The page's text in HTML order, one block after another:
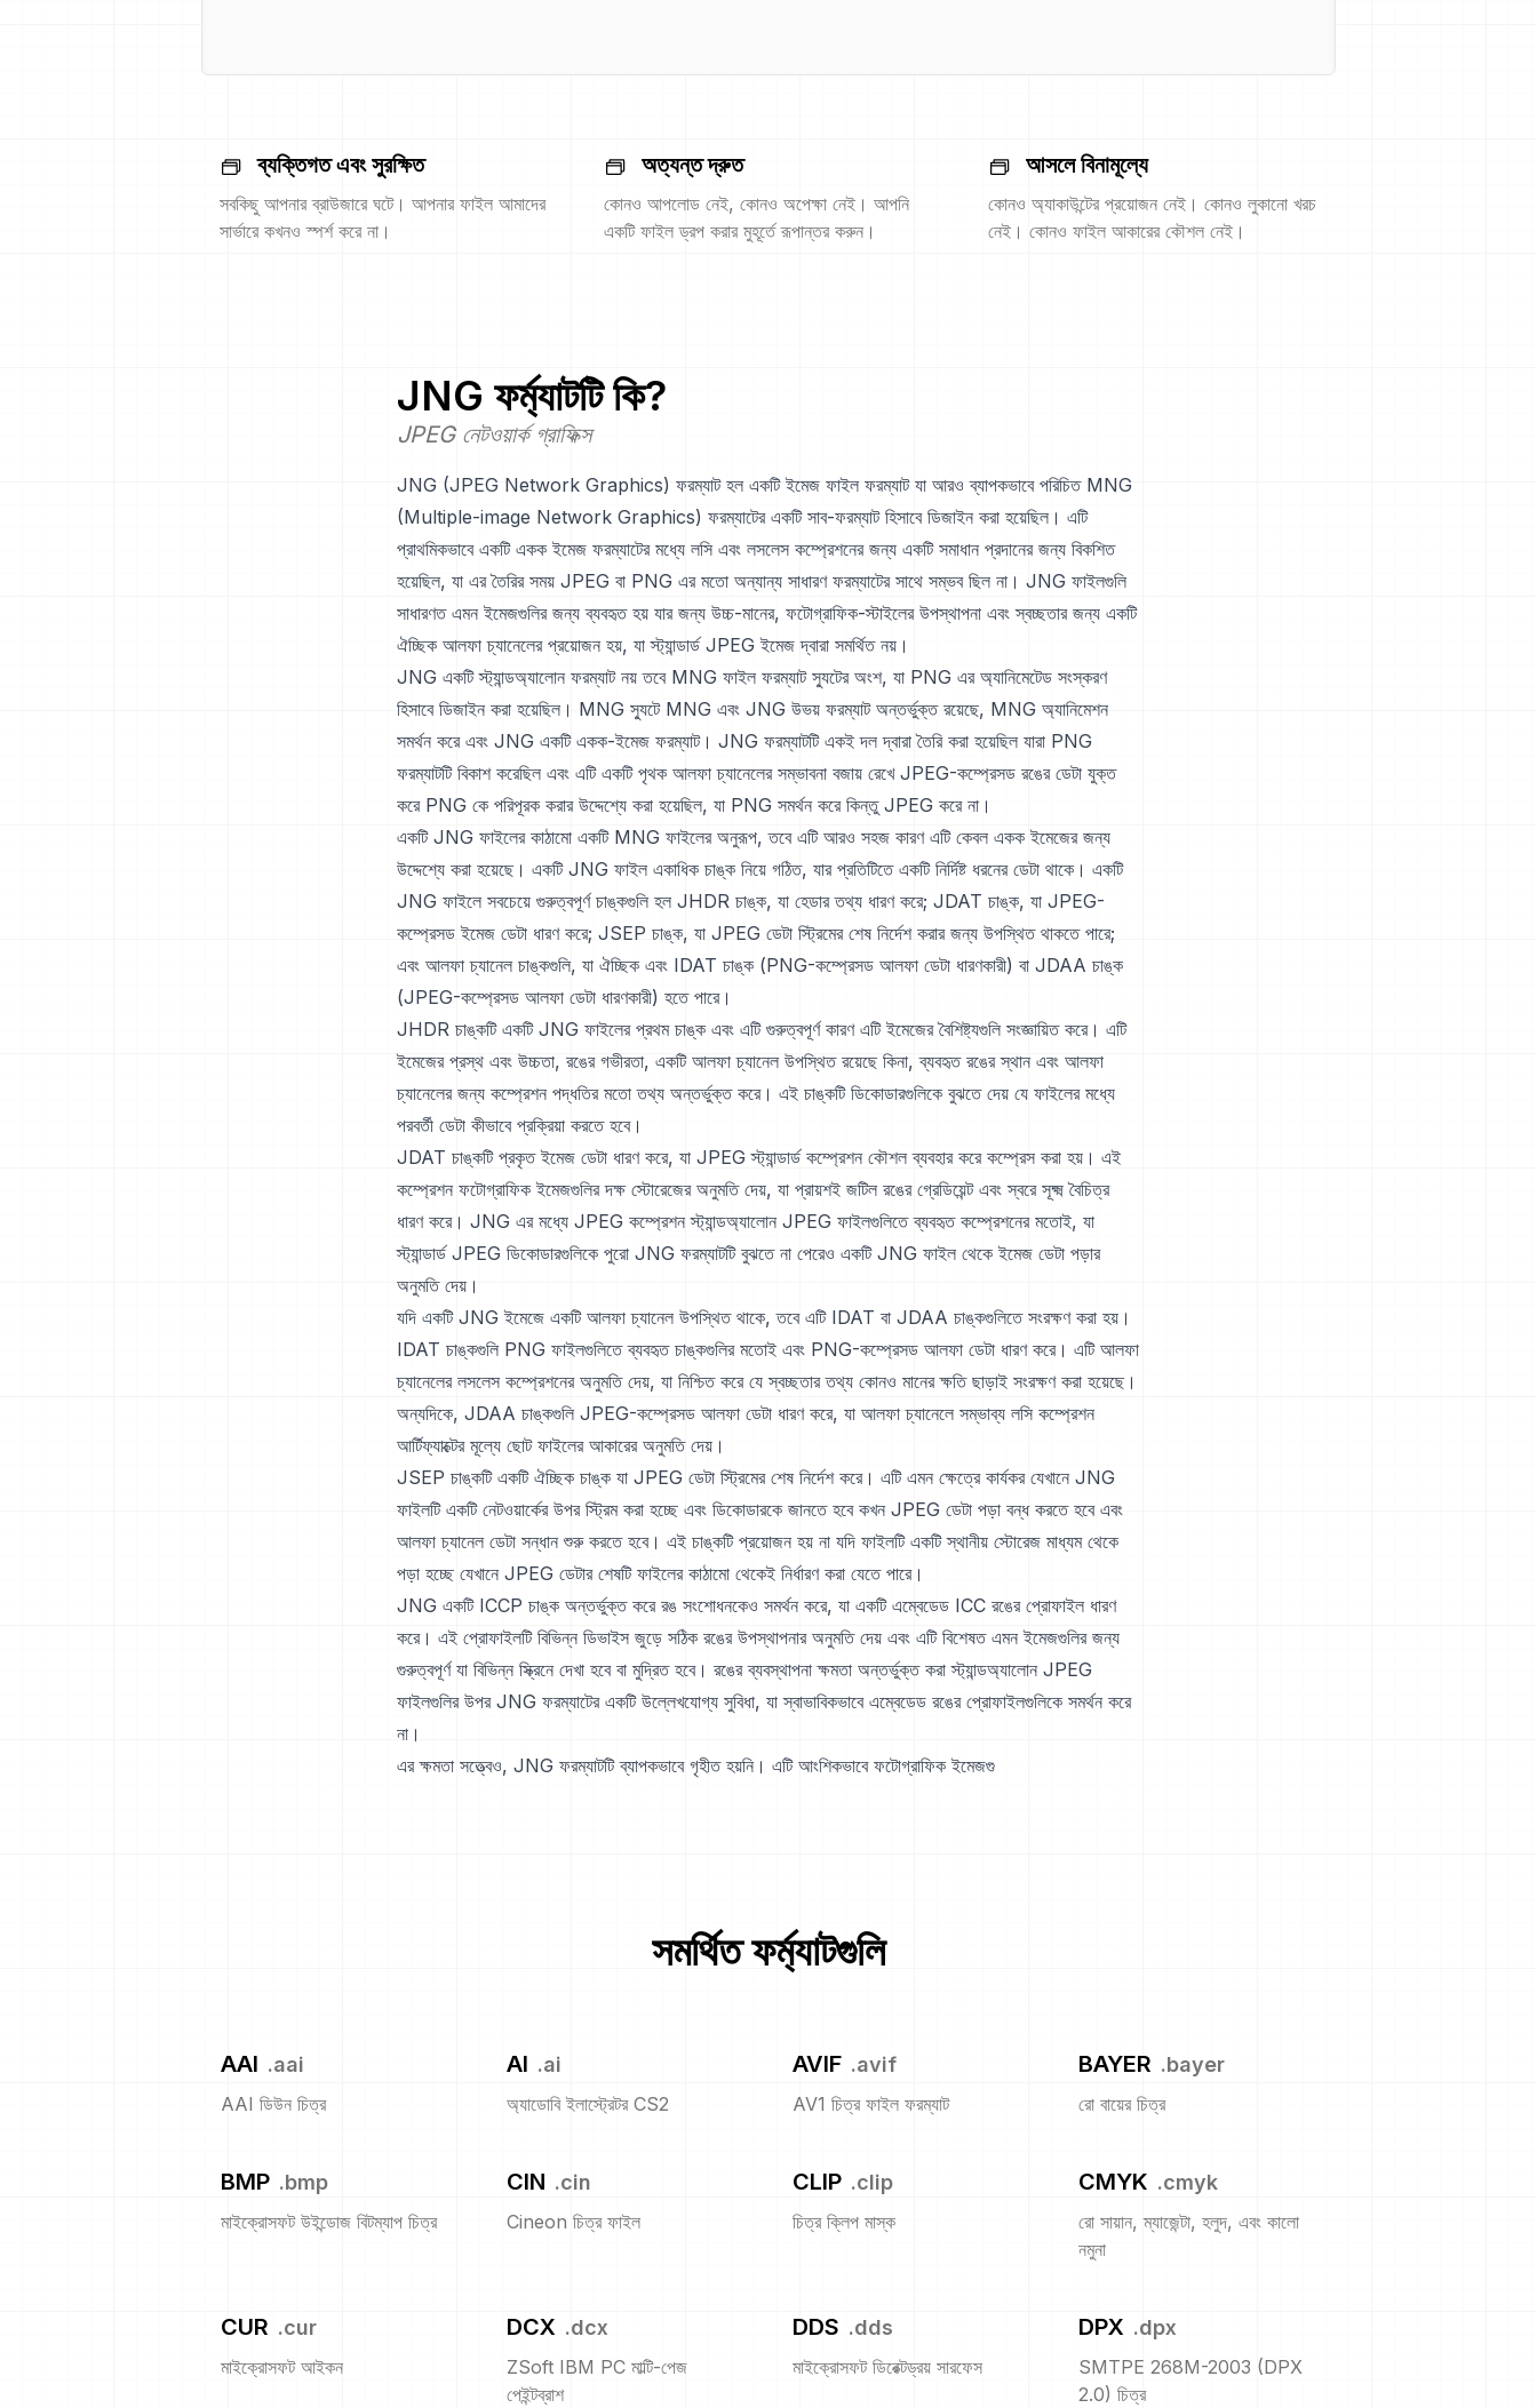
ব্যক্তিগত এবং সুরক্ষিত
সবকিছু আপনার ব্রাউজারে ঘটে। আপনার ফাইল আমাদের
সার্ভারে কখনও স্পর্শ করে না।
অত্যন্ত দ্রুত
কোনও আপলোড নেই, কোনও অপেক্ষা নেই। আপনি
একটি ফাইল ড্রপ করার মুহূর্তে রূপান্তর করুন।
আসলে বিনামূল্যে
কোনও অ্যাকাউন্টের প্রয়োজন নেই। কোনও লুকানো খরচ
নেই। কোনও ফাইল আকারের কৌশল নেই।
JNG ফর্ম্যাটটি কি?
JPEG নেটওয়ার্ক গ্রাফিক্স
JNG (JPEG Network Graphics) ফরম্যাট হল একটি ইমেজ ফাইল ফরম্যাট যা আরও ব্যাপকভাবে পরিচিত MNG
(Multiple-image Network Graphics) ফরম্যাটের একটি সাব-ফরম্যাট হিসাবে ডিজাইন করা হয়েছিল। এটি
প্রাথমিকভাবে একটি একক ইমেজ ফরম্যাটের মধ্যে লসি এবং লসলেস কম্প্রেশনের জন্য একটি সমাধান প্রদানের জন্য বিকশিত
হয়েছিল, যা এর তৈরির সময় JPEG বা PNG এর মতো অন্যান্য সাধারণ ফরম্যাটের সাথে সম্ভব ছিল না। JNG ফাইলগুলি
সাধারণত এমন ইমেজগুলির জন্য ব্যবহৃত হয় যার জন্য উচ্চ-মানের, ফটোগ্রাফিক-স্টাইলের উপস্থাপনা এবং স্বচ্ছতার জন্য একটি
ঐচ্ছিক আলফা চ্যানেলের প্রয়োজন হয়, যা স্ট্যান্ডার্ড JPEG ইমেজ দ্বারা সমর্থিত নয়।
JNG একটি স্ট্যান্ডঅ্যালোন ফরম্যাট নয় তবে MNG ফাইল ফরম্যাট স্যুটের অংশ, যা PNG এর অ্যানিমেটেড সংস্করণ
হিসাবে ডিজাইন করা হয়েছিল। MNG স্যুটে MNG এবং JNG উভয় ফরম্যাট অন্তর্ভুক্ত রয়েছে, MNG অ্যানিমেশন
সমর্থন করে এবং JNG একটি একক-ইমেজ ফরম্যাট। JNG ফরম্যাটটি একই দল দ্বারা তৈরি করা হয়েছিল যারা PNG
ফরম্যাটটি বিকাশ করেছিল এবং এটি একটি পৃথক আলফা চ্যানেলের সম্ভাবনা বজায় রেখে JPEG-কম্প্রেসড রঙের ডেটা যুক্ত
করে PNG কে পরিপূরক করার উদ্দেশ্যে করা হয়েছিল, যা PNG সমর্থন করে কিন্তু JPEG করে না।
একটি JNG ফাইলের কাঠামো একটি MNG ফাইলের অনুরূপ, তবে এটি আরও সহজ কারণ এটি কেবল একক ইমেজের জন্য
উদ্দেশ্যে করা হয়েছে। একটি JNG ফাইল একাধিক চাঙ্ক নিয়ে গঠিত, যার প্রতিটিতে একটি নির্দিষ্ট ধরনের ডেটা থাকে। একটি
JNG ফাইলে সবচেয়ে গুরুত্বপূর্ণ চাঙ্কগুলি হল JHDR চাঙ্ক, যা হেডার তথ্য ধারণ করে; JDAT চাঙ্ক, যা JPEG-
কম্প্রেসড ইমেজ ডেটা ধারণ করে; JSEP চাঙ্ক, যা JPEG ডেটা স্ট্রিমের শেষ নির্দেশ করার জন্য উপস্থিত থাকতে পারে;
এবং আলফা চ্যানেল চাঙ্কগুলি, যা ঐচ্ছিক এবং IDAT চাঙ্ক (PNG-কম্প্রেসড আলফা ডেটা ধারণকারী) বা JDAA চাঙ্ক
(JPEG-কম্প্রেসড আলফা ডেটা ধারণকারী) হতে পারে।
JHDR চাঙ্কটি একটি JNG ফাইলের প্রথম চাঙ্ক এবং এটি গুরুত্বপূর্ণ কারণ এটি ইমেজের বৈশিষ্ট্যগুলি সংজ্ঞায়িত করে। এটি
ইমেজের প্রস্থ এবং উচ্চতা, রঙের গভীরতা, একটি আলফা চ্যানেল উপস্থিত রয়েছে কিনা, ব্যবহৃত রঙের স্থান এবং আলফা
চ্যানেলের জন্য কম্প্রেশন পদ্ধতির মতো তথ্য অন্তর্ভুক্ত করে। এই চাঙ্কটি ডিকোডারগুলিকে বুঝতে দেয় যে ফাইলের মধ্যে
পরবর্তী ডেটা কীভাবে প্রক্রিয়া করতে হবে।
JDAT চাঙ্কটি প্রকৃত ইমেজ ডেটা ধারণ করে, যা JPEG স্ট্যান্ডার্ড কম্প্রেশন কৌশল ব্যবহার করে কম্প্রেস করা হয়। এই
কম্প্রেশন ফটোগ্রাফিক ইমেজগুলির দক্ষ স্টোরেজের অনুমতি দেয়, যা প্রায়শই জটিল রঙের গ্রেডিয়েন্ট এবং স্বরে সূক্ষ্ম বৈচিত্র
ধারণ করে। JNG এর মধ্যে JPEG কম্প্রেশন স্ট্যান্ডঅ্যালোন JPEG ফাইলগুলিতে ব্যবহৃত কম্প্রেশনের মতোই, যা
স্ট্যান্ডার্ড JPEG ডিকোডারগুলিকে পুরো JNG ফরম্যাটটি বুঝতে না পেরেও একটি JNG ফাইল থেকে ইমেজ ডেটা পড়ার
অনুমতি দেয়।
যদি একটি JNG ইমেজে একটি আলফা চ্যানেল উপস্থিত থাকে, তবে এটি IDAT বা JDAA চাঙ্কগুলিতে সংরক্ষণ করা হয়।
IDAT চাঙ্কগুলি PNG ফাইলগুলিতে ব্যবহৃত চাঙ্কগুলির মতোই এবং PNG-কম্প্রেসড আলফা ডেটা ধারণ করে। এটি আলফা
চ্যানেলের লসলেস কম্প্রেশনের অনুমতি দেয়, যা নিশ্চিত করে যে স্বচ্ছতার তথ্য কোনও মানের ক্ষতি ছাড়াই সংরক্ষণ করা হয়েছে।
অন্যদিকে, JDAA চাঙ্কগুলি JPEG-কম্প্রেসড আলফা ডেটা ধারণ করে, যা আলফা চ্যানেলে সম্ভাব্য লসি কম্প্রেশন
আর্টিফ্যাক্টের মূল্যে ছোট ফাইলের আকারের অনুমতি দেয়।
JSEP চাঙ্কটি একটি ঐচ্ছিক চাঙ্ক যা JPEG ডেটা স্ট্রিমের শেষ নির্দেশ করে। এটি এমন ক্ষেত্রে কার্যকর যেখানে JNG
ফাইলটি একটি নেটওয়ার্কের উপর স্ট্রিম করা হচ্ছে এবং ডিকোডারকে জানতে হবে কখন JPEG ডেটা পড়া বন্ধ করতে হবে এবং
আলফা চ্যানেল ডেটা সন্ধান শুরু করতে হবে। এই চাঙ্কটি প্রয়োজন হয় না যদি ফাইলটি একটি স্থানীয় স্টোরেজ মাধ্যম থেকে
পড়া হচ্ছে যেখানে JPEG ডেটার শেষটি ফাইলের কাঠামো থেকেই নির্ধারণ করা যেতে পারে।
JNG একটি ICCP চাঙ্ক অন্তর্ভুক্ত করে রঙ সংশোধনকেও সমর্থন করে, যা একটি এম্বেডেড ICC রঙের প্রোফাইল ধারণ
করে। এই প্রোফাইলটি বিভিন্ন ডিভাইস জুড়ে সঠিক রঙের উপস্থাপনার অনুমতি দেয় এবং এটি বিশেষত এমন ইমেজগুলির জন্য
গুরুত্বপূর্ণ যা বিভিন্ন স্ক্রিনে দেখা হবে বা মুদ্রিত হবে। রঙের ব্যবস্থাপনা ক্ষমতা অন্তর্ভুক্ত করা স্ট্যান্ডঅ্যালোন JPEG
ফাইলগুলির উপর JNG ফরম্যাটের একটি উল্লেখযোগ্য সুবিধা, যা স্বাভাবিকভাবে এম্বেডেড রঙের প্রোফাইলগুলিকে সমর্থন করে
না।
এর ক্ষমতা সত্ত্বেও, JNG ফরম্যাটটি ব্যাপকভাবে গৃহীত হয়নি। এটি আংশিকভাবে ফটোগ্রাফিক ইমেজগু
সমর্থিত ফর্ম্যাটগুলি
AAI .aai
AAI ডিউন চিত্র
AI .ai
অ্যাডোবি ইলাস্ট্রেটর CS2
AVIF .avif
AV1 চিত্র ফাইল ফরম্যাট
BAYER .bayer
রো বায়ের চিত্র
BMP .bmp
মাইক্রোসফট উইন্ডোজ বিটম্যাপ চিত্র
CIN .cin
Cineon চিত্র ফাইল
CLIP .clip
চিত্র ক্লিপ মাস্ক
CMYK .cmyk
রো সায়ান, ম্যাজেন্টা, হলুদ, এবং কালো
নমুনা
CUR .cur
মাইক্রোসফট আইকন
DCX .dcx
ZSoft IBM PC মাল্টি-পেজ
পেইন্টব্রাশ
DDS .dds
মাইক্রোসফট ডিরেক্টড্রয় সারফেস
DPX .dpx
SMTPE 268M-2003 (DPX
2.0) চিত্র